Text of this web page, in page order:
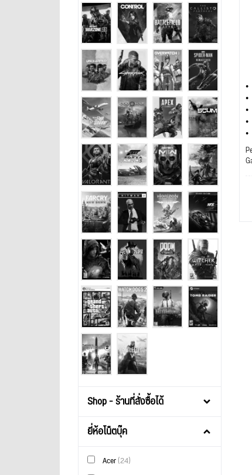
Shop - ร้านที่สั่งซื้อได้
ยี่ห้อโน็ตบุ๊ค
Acer(24)